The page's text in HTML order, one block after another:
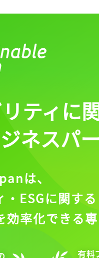
ティに
ネスパ
は、
ESGに関する
効率化できる